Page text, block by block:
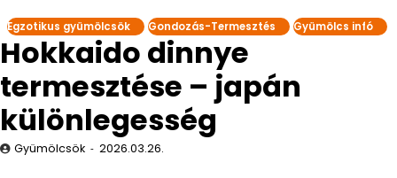
Egzotikus gyümölcsök Gondozás-Termesztés Gyümölcs infó
Hokkaido dinnye
termesztése – japán
különlegesség
Gyümölcsök 2026.03.26.